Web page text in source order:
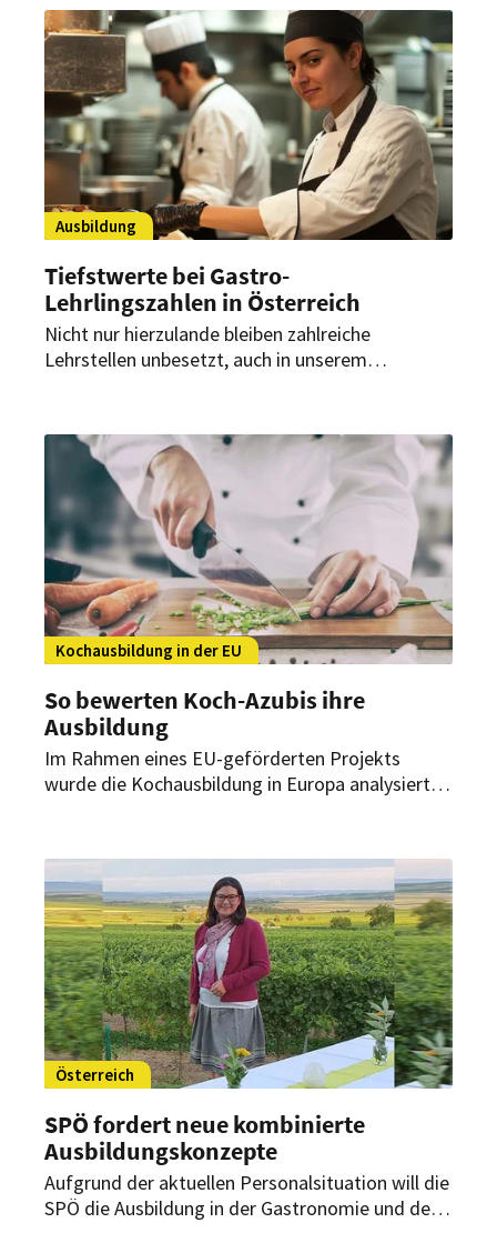
Ausbildung
Tiefstwerte bei Gastro-
Lehrlingszahlen in Österreich
Nicht nur hierzulande bleiben zahlreiche
Lehrstellen unbesetzt, auch in unserem
eine bessere Ausbildungsqualität, damit der
Branche wieder mehr Attraktivität gewinnt.
Kochausbildung in der EU
So bewerten Koch-Azubis ihre
Ausbildung
Im Rahmen eines EU-geförderten Projekts
wurde die Kochausbildung in Europa analysiert.
durchgeführt.
Österreich
SPÖ fordert neue kombinierte
Ausbildungskonzepte
Aufgrund der aktuellen Personalsituation will die
SPÖ die Ausbildung in der Gastronomie und dem